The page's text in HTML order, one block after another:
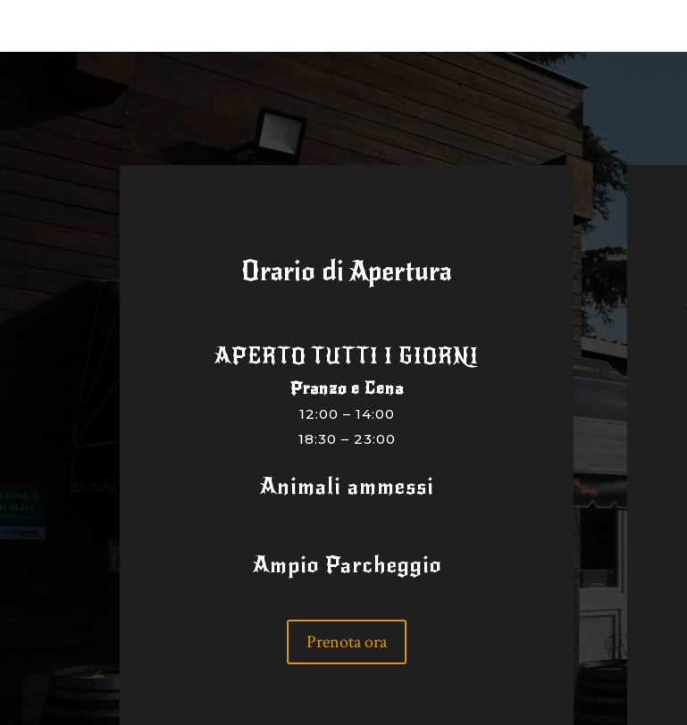
Orario di Apertura
APERTO TUTTI I GIORNI
Pranzo e Cena
12:00 – 14:00
18:30 – 23:00
Animali ammessi
Ampio Parcheggio
Prenota ora